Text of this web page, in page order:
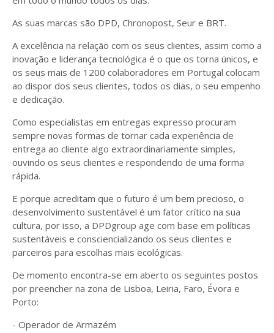
As suas marcas são DPD, Chronopost, Seur e BRT.
A excelência na relação com os seus clientes, assim como a
inovação e liderança tecnológica é o que os torna únicos, e
os seus mais de 1200 colaboradores em Portugal colocam
ao dispor dos seus clientes, todos os dias, o seu empenho
e dedicação.
Como especialistas em entregas expresso procuram
sempre novas formas de tornar cada experiência de
entrega ao cliente algo extraordinariamente simples,
ouvindo os seus clientes e respondendo de uma forma
rápida.
E porque acreditam que o futuro é um bem precioso, o
desenvolvimento sustentável é um fator crítico na sua
cultura, por isso, a DPDgroup age com base em políticas
sustentáveis e consciencializando os seus clientes e
parceiros para escolhas mais ecológicas.
De momento encontra-se em aberto os seguintes postos
por preencher na zona de Lisboa, Leiria, Faro, Évora e
Porto:
- Operador de Armazém